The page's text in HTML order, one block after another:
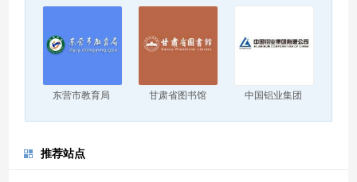
东营市教育局 甘肃省图书馆 中国铝业集团
推荐站点